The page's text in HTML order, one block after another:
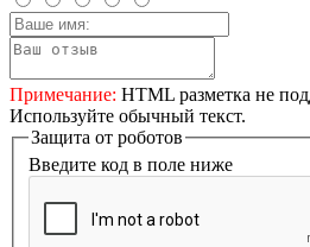
Примечание: HTML разметка не
Используйте обычный текст.
Защита от роботов
Введите код в поле ниже